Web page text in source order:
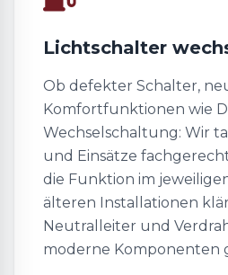
Lichtschalter
Ob defekter Schalter,
Komfortfunktionen wie
Wechselschaltung: Wir
und Einsätze
die Funktion im
älteren Installationen
Neutralleiter und
moderne Komponenten